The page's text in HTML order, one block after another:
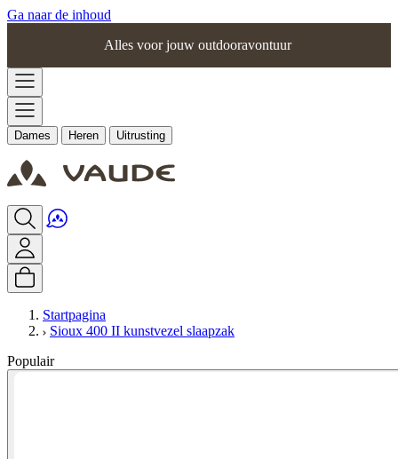
Ga naar de inhoud
Alles voor jouw outdooravontuur
Dames Heren Uitrusting
Startpagina
Sioux 400 II kunstvezel slaapzak
Populair